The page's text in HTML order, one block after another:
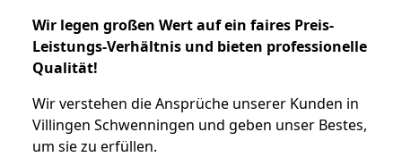
Wir legen großen Wert auf ein faires Preis-
Leistungs-Verhältnis und bieten professionelle
Qualität!
Wir verstehen die Ansprüche unserer Kunden in
Villingen Schwenningen und geben unser Bestes,
um sie zu erfüllen.